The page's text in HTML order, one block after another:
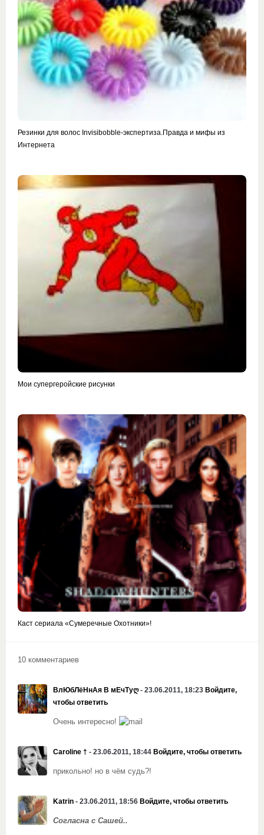
Резинки для волос Invisibobble-экспертиза.Правда и мифы из
Интернета
Мои супергеройские рисунки
Каст сериала «Сумеречные Охотники»!
10 комментариев
ВлЮбЛёНнАя В мЕчТуღ- 23.06.2011, 18:23 Войдите,
чтобы ответить
Очень интересно!
Caroline † - 23.06.2011, 18:44 Войдите, чтобы ответить
прикольно! но в чём судь?!
Katrin - 23.06.2011, 18:56 Войдите, чтобы ответить
Согласна с Сашей..